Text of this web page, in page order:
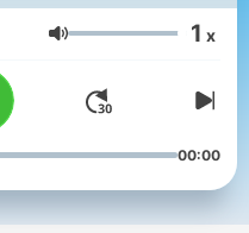
Volumen 1 x
00:00